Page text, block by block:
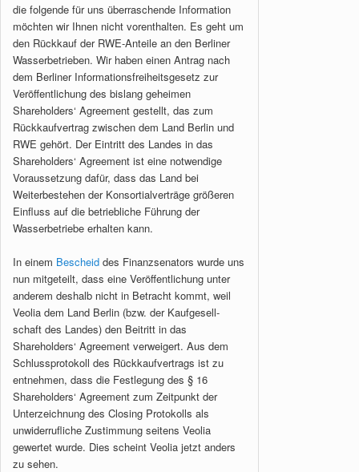
die folgende für uns überraschende Information
möchten wir Ihnen nicht vorenthalten. Es geht um
den Rückkauf der RWE-Anteile an den Berliner
Wasserbetrieben. Wir haben einen Antrag nach
dem Berliner Informationsfreiheitsgesetz zur
Veröffentlichung des bislang geheimen
Shareholders‘ Agreement gestellt, das zum
Rückkaufvertrag zwischen dem Land Berlin und
RWE gehört. Der Eintritt des Landes in das
Shareholders‘ Agreement ist eine notwendige
Voraussetzung dafür, dass das Land bei
Weiterbestehen der Konsortialverträge größeren
Einfluss auf die betriebliche Führung der
Wasserbetriebe erhalten kann.
In einem Bescheid des Finanzsenators wurde uns
nun mitgeteilt, dass eine Veröffentlichung unter
anderem deshalb nicht in Betracht kommt, weil
Veolia dem Land Berlin (bzw. der Kaufgesell-
schaft des Landes) den Beitritt in das
Shareholders‘ Agreement verweigert. Aus dem
Schluss­proto­­koll des Rückkaufvertrags ist zu
entnehmen, dass die Festlegung des § 16
Shareholders‘ Agreement zum Zeitpunkt der
Unterzeichnung des Closing Protokolls als
unwiderrufliche Zustimmung seitens Veolia
gewertet wurde. Dies scheint Veolia jetzt anders
zu sehen.